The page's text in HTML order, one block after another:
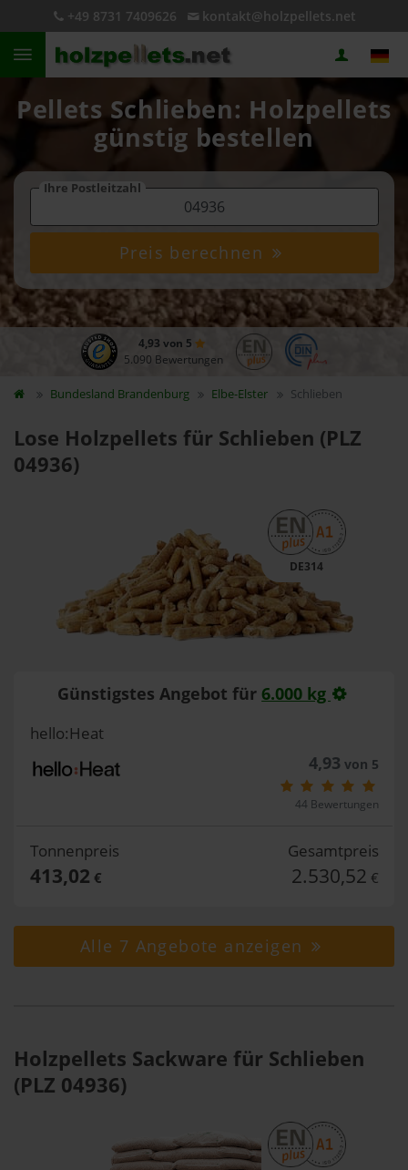
+49 8731 7409626 kontakt@holzpellets.net
Pellets Schlieben: Holzpellets
günstig bestellen
Ihre Postleitzahl
Preis berechnen
4,93 von 5
5.090 Bewertungen
Bundesland Brandenburg Elbe-Elster Schlieben
Lose Holzpellets für Schlieben (PLZ
04936)
DE314
Günstigstes Angebot für 6.000 kg
hello:Heat
4,93 von 5
44 Bewertungen
Tonnenpreis
413,02 €
Gesamtpreis
2.530,52 €
Alle 7 Angebote anzeigen
Holzpellets Sackware für Schlieben
(PLZ 04936)